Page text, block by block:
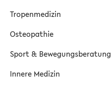
Tropenmedizin
Osteopathie
Sport & Bewegungsberatung
Innere Medizin